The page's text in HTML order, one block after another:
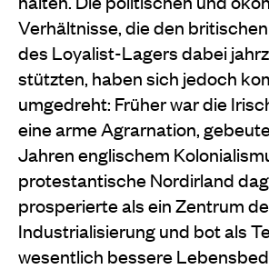
Verhältnisse, die den
des Loyalist-Lagers dabei
stützten, haben sich jedoch
umgedreht: Früher war die
eine arme Agrarnation,
Jahren englischem
protestantische Nordirland
prosperierte als ein Zentrum
Industrialisierung und bot als
wesentlich bessere